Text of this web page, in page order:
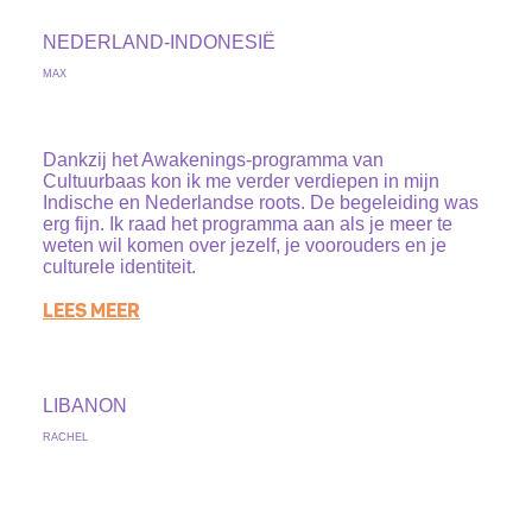
Dankzij het Awakenings-programma van
Cultuurbaas kon ik me verder verdiepen in mijn
Indische en Nederlandse roots. De begeleiding was
erg fijn. Ik raad het programma aan als je meer te
weten wil komen over jezelf, je voorouders en je
culturele identiteit.
LEES MEER
MAX
NEDERLAND-INDONESIË
RACHEL
LIBANON